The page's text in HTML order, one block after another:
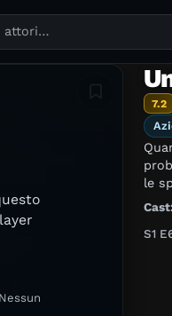
TV, attori, registi,
Aggiungi in
7.2
le
S1